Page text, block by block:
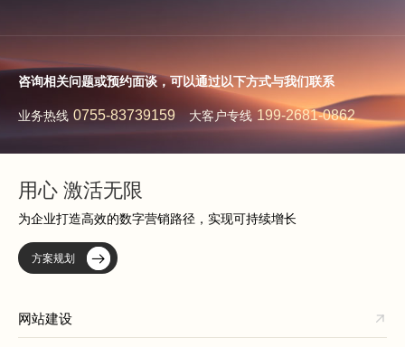
咨询相关问题或预约面谈，可以通过以下方式与我们联系
业务热线 0755-83739159 大客户专线 199-2681-0862
用心 激活无限
为企业打造高效的数字营销路径，实现可持续增长
方案规划
网站建设